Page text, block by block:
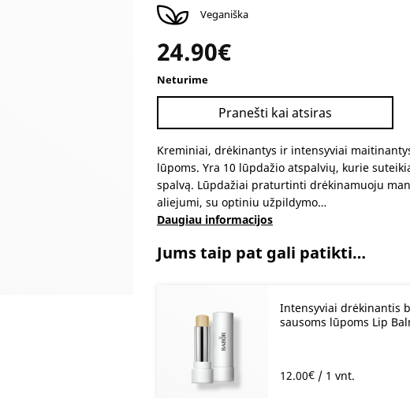
Veganiška
24.90€
Neturime
Pranešti kai atsiras
Kreminiai, drėkinantys ir intensyviai
lūpoms. Yra 10 lūpdažio atspalvių, kurie
spalvą. Lūpdažiai praturtinti drėkinamuoju
aliejumi, su optiniu užpildymo…
Daugiau informacijos
Jums taip pat gali patikti…
Intensyviai drėkinantis
sausoms lūpoms Lip
12.00€ / 1 vnt.